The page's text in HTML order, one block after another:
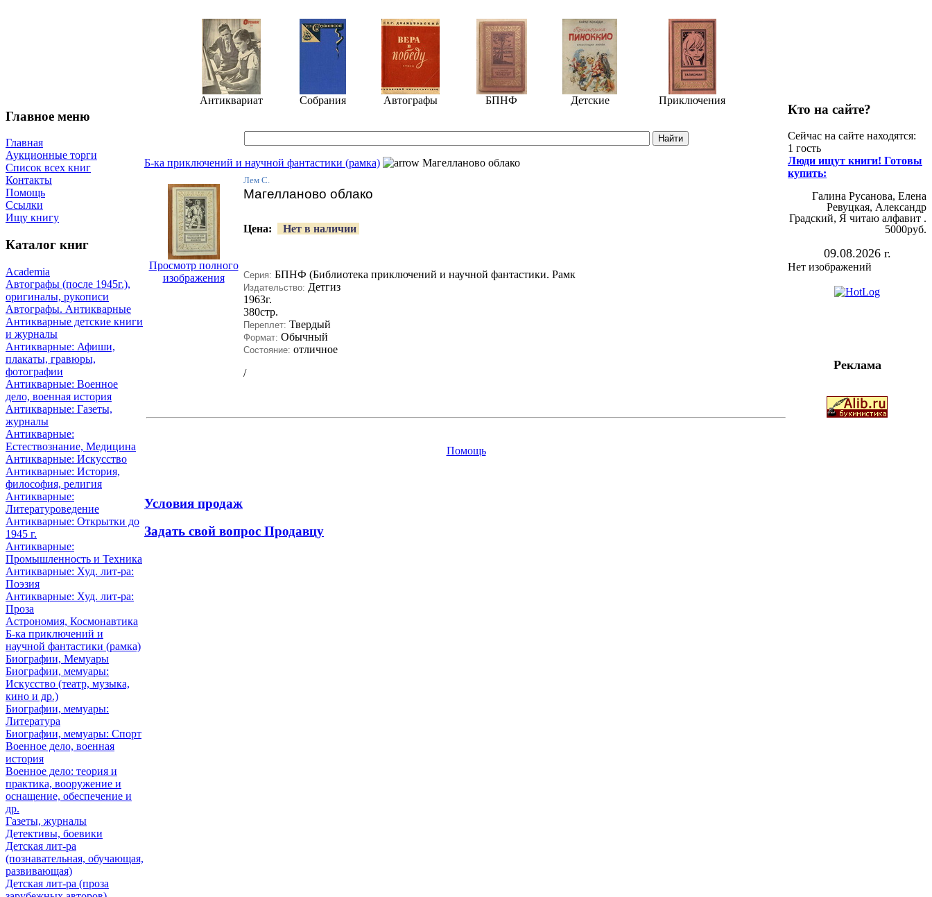
Главное меню
Главная
Аукционные торги
Список всех книг
Контакты
Помощь
Ссылки
Ищу книгу
Каталог книг
Academia
Автографы (после 1945г.),
оригиналы, рукописи
Автографы. Антикварные
Антикварные детские книги
и журналы
Антикварные: Афиши,
плакаты, гравюры,
фотографии
Антикварные: Военное
дело, военная история
Антикварные: Газеты,
журналы
Антикварные:
Естествознание, Медицина
Антикварные: Искусство
Антикварные: История,
философия, религия
Антикварные:
Литературоведение
Антикварные: Открытки до
1945 г.
Антикварные:
Промышленность и Техника
Антикварные: Худ. лит-ра:
Поэзия
Антикварные: Худ. лит-ра:
Проза
Астрономия, Космонавтика
Б-ка приключений и
научной фантастики (рамка)
Биографии, Мемуары
Биографии, мемуары:
Искусство (театр, музыка,
кино и др.)
Биографии, мемуары:
Литература
Биографии, мемуары: Спорт
Военное дело, военная
история
Военное дело: теория и
практика, вооружение и
оснащение, обеспечение и
др.
Газеты, журналы
Детективы, боевики
Детская лит-ра
(познавательная, обучающая,
развивающая)
Детская лит-ра (проза
Антиквариат Собрания Автографы БПНФ Детские Приключения
Б-ка приключений и научной фантастики (рамка) Магелланово облако
Просмотр полного
изображения
Лем С.
Магелланово облако
Цена: Нет в наличии
Серия: БПНФ (Библиотека приключений и научной фантастики. Рамк
Издательство: Детгиз
1963г.
380стр.
Переплет: Твердый
Формат: Обычный
Состояние: отличное
/
Помощь
Условия продаж
Задать свой вопрос Продавцу
Кто на сайте?
Сейчас на сайте находятся:
1 гость
Люди ищут книги! Готовы
купить:
Галина Русанова, Елена
Ревуцкая, Александр
Градский, Я читаю алфавит .
5000руб.
09.08.2026 г.
Нет изображений
Реклама